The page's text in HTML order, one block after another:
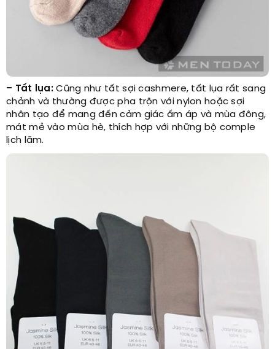
– Tất lụa:Cũng như tất sợi cashmere, tất lụa rất sang
chảnh và thường được pha trộn với nylon hoặc sợi
nhân tạo để mang đến cảm giác ấm áp và mùa đông,
mát mẻ vào mùa hè, thích hợp với những bộ comple
lịch lãm.